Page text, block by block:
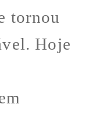
tornou
Hoje